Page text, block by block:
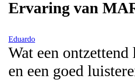
Ervaring van
Eduardo
Wat een
en een goed